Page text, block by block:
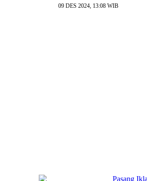
09 DES 2024, 13:08 WIB